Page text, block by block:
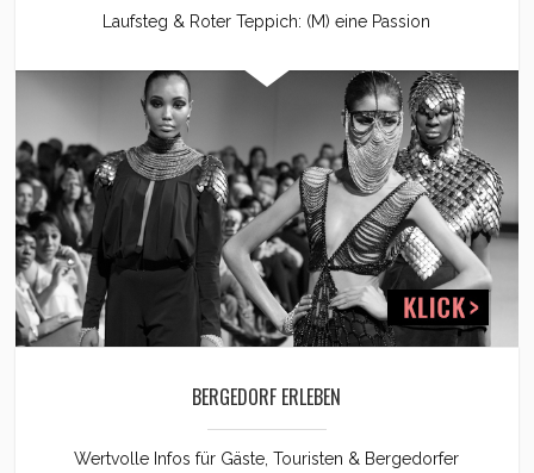
Laufsteg & Roter Teppich: (M) eine Passion
BERGEDORF ERLEBEN
Wertvolle Infos für Gäste, Touristen & Bergedorfer